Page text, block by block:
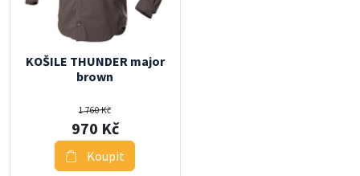
KOŠILE THUNDER major
brown
1 760 Kč
970 Kč
Koupit